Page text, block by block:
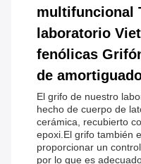
multifuncional
laboratorio
fenólicas
de
El grifo de nuestro
hecho de cuerpo de
cerámica, recubierto
epoxi.El grifo también
proporcionar un
por lo que es